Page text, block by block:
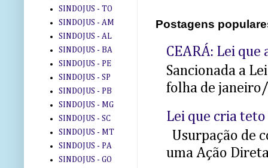
Postagens
CEARÁ: Lei
Sancionada a
folha de
Lei que cria
Usurpação de
uma Ação
SINDOJUS - TO
SINDOJUS - AM
SINDOJUS - AL
SINDOJUS - BA
SINDOJUS - PE
SINDOJUS - SP
SINDOJUS - PB
SINDOJUS - MG
SINDOJUS - SC
SINDOJUS - MT
SINDOJUS - PA
SINDOJUS - GO